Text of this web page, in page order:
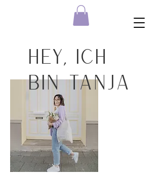
Hey, ich
bin Tanja